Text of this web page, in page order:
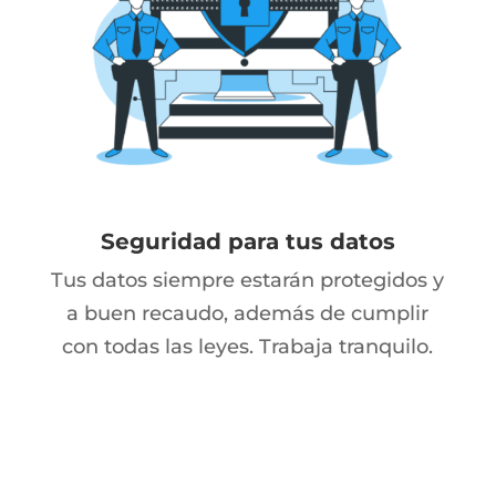
Seguridad para tus datos
Tus datos siempre estarán protegidos y
a buen recaudo, además de cumplir
con todas las leyes. Trabaja tranquilo.